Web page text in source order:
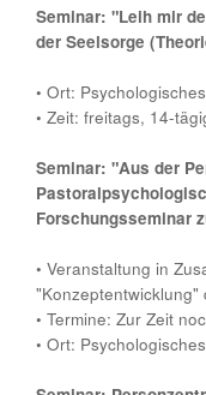
Seminar: "Leih mir
der Seelsorge
• Ort:
• Zeit: freitags, 14-
Seminar: "Aus der
Forschungsseminar
• Veranstaltung in
• Termine: Zur Zeit
• Ort: